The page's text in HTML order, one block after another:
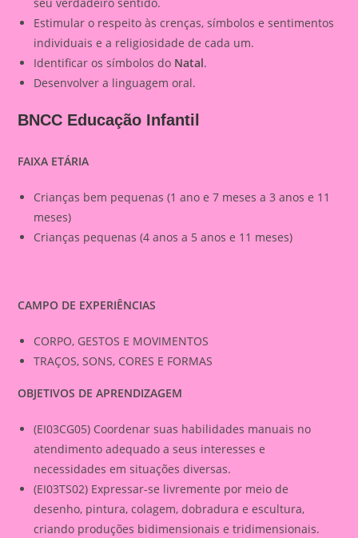
seu verdadeiro sentido.
Estimular o respeito às crenças, símbolos e sentimentos
individuais e a religiosidade de cada um.
Identificar os símbolos do Natal.
Desenvolver a linguagem oral.
BNCC Educação Infantil
FAIXA ETÁRIA
Crianças bem pequenas (1 ano e 7 meses a 3 anos e 11
meses)
Crianças pequenas (4 anos a 5 anos e 11 meses)
CAMPO DE EXPERIÊNCIAS
CORPO, GESTOS E MOVIMENTOS
TRAÇOS, SONS, CORES E FORMAS
OBJETIVOS DE APRENDIZAGEM
(EI03CG05) Coordenar suas habilidades manuais no
atendimento adequado a seus interesses e
necessidades em situações diversas.
(EI03TS02) Expressar-se livremente por meio de
desenho, pintura, colagem, dobradura e escultura,
criando produções bidimensionais e tridimensionais.